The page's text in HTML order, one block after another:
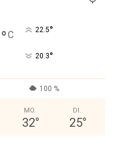
°C 22.5°
20.3°
100 %
MO.
32°
DI.
25°